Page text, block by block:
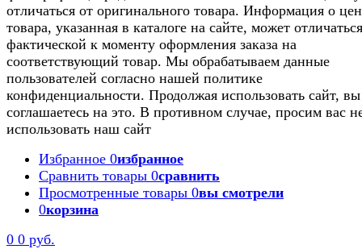
отличаться от оригинального товара. Информация о
товара, указанная в каталоге на сайте, может
фактической к моменту оформления заказа на
соответствующий товар. Мы обрабатываем данные
пользователей согласно нашей политике
конфиденциальности. Продолжая использовать сайт, вы
соглашаетесь на это. В противном случае, просим вас
использовать наш сайт
Избранное 0избранное
Сравнить товары 0сравнить
Просмотренные товары 0вы смотрели
0корзина
0 0 руб.